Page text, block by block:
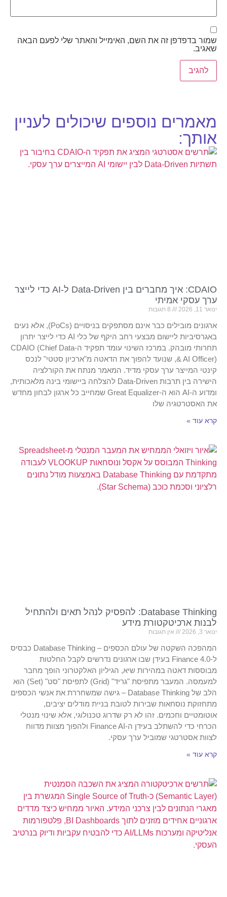
שמור בדפדפן זה את השם, האימייל והאתר שלי לפעם הבאה
שאגיב.
מאמרים נוספים שיכולים לעניין
אותך:
CDAIO: איך מחברים בין Data-Driven ל-AI כדי לייצר
ערך עסקי אמיתי
ינואר 11, 2026
ארגונים מובילים כבר אינם מסתפקים בניסויים (PoCs), אלא נעים
באגרסיביות ליישום מבצעי רחב היקף של כלי AI כדי לייצר יתרון
תחרותי מובהק. במרכז השינוי עומד תפקיד ה-CDAIO (Chief Data
& AI Officer), שנועד להפוך את הדאטה מ"ארכיון סטטי" לנכס
קינטי המייצר ערך עסקי מדיד. המאמר מנתח את הקורלציה
הישירה בין תרבות Data-Driven להצלחה ביישומי בינה מלאכותית,
ומדוע ה-AI הוא ה-Great Equalizer שמחייב כל ארגון לבחון מחדש
את האסטרטגיה שלו
קרא עוד »
Database Thinking: להפסיק לנהל תאים ולהתחיל
לבנות ארכיטקטורת מידע
ינואר 3, 2026 אין תגובות
המהפכה השקטה של עולם הכספים – Database Thinking כבסיס
ל-Finance 4.0 בעידן שבו ארגונים נדרשים לקבל החלטות
מבוססות דאטה במהירות שיא, הגיליון האלקטרוני הופך מחבר
למעמסה. המעבר מתפיסת "גריד" (Grid) לתפיסת "סט" (Set) הוא
הלב של Database Thinking – גישה שמשחררת את אנשי הכספים
מתחזוקת נוסחאות שבירות לטובת בניית מודלים יציבים,
אוטומטיים וחכמים. זהו לא רק שדרוג טכנולוגי, אלא שינוי מנטלי
הכרחי כדי להשתלב בעידן ה-Finance AI ולהפוך מצוות מדווח
לצוות אסטרטגי שמוביל ערך עסקי.
קרא עוד »